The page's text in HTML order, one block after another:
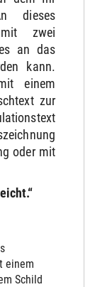
dieses
zwei
an das
kann.
einem
zur
oder mit
einem
Schild